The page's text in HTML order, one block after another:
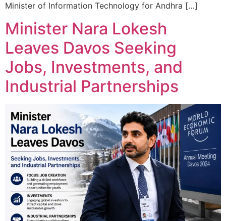
Minister of Information Technology for Andhra […]
Minister Nara Lokesh
Leaves Davos Seeking
Jobs, Investments, and
Industrial Partnerships